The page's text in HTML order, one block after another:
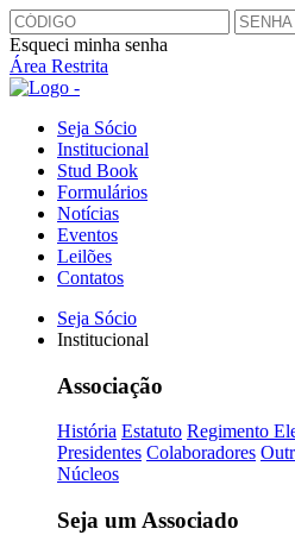
Esqueci minha senha
Área Restrita
Seja Sócio
Institucional
Stud Book
Formulários
Notícias
Eventos
Leilões
Contatos
Seja Sócio
Institucional
Associação
História Estatuto Regimento
Presidentes Colaboradores
Núcleos
Seja um Associado